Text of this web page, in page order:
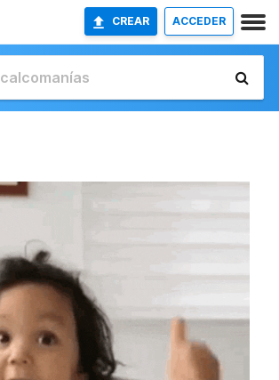
CREAR ACCEDER